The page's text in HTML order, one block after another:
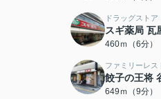
ドラッグストア
スギ薬局 瓦
460ｍ（6分）
ファミリーレス
餃子の王将
649ｍ（9分）